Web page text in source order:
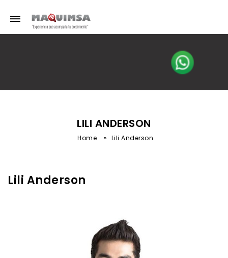
LILI ANDERSON
Home » Lili Anderson
Lili Anderson